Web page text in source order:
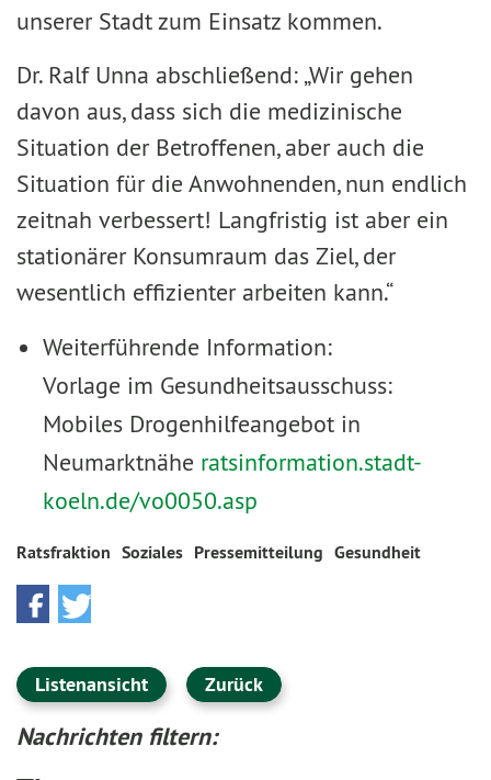
unserer Stadt zum Einsatz kommen.
Dr. Ralf Unna abschließend: „Wir gehen
davon aus, dass sich die medizinische
Situation der Betroffenen, aber auch die
Situation für die Anwohnenden, nun endlich
zeitnah verbessert! Langfristig ist aber ein
stationärer Konsumraum das Ziel, der
wesentlich effizienter arbeiten kann.“
Weiterführende Information:
Vorlage im Gesundheitsausschuss:
Mobiles Drogenhilfeangebot in
Neumarktnähe ratsinformation.stadt-
koeln.de/vo0050.asp
Ratsfraktion Soziales Pressemitteilung Gesundheit
Listenansicht Zurück
Nachrichten filtern: